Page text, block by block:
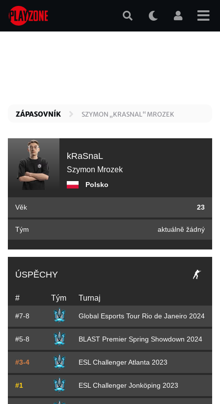
Přejít
hlavnímu
ZÁPASOVNÍK SZYMON „KRASNAL“ MROZEK
kRaSnaL
Szymon Mrozek
Polsko
Věk 23
Tým aktuálně žádný
ÚSPĚCHY
# Tým Turnaj
#7-8 Global Esports Tour Rio de Janeiro 2024
#5-8 BLAST Premier Spring Showdown 2024
#3-4 ESL Challenger Atlanta 2023
#1 ESL Challenger Jonköping 2023